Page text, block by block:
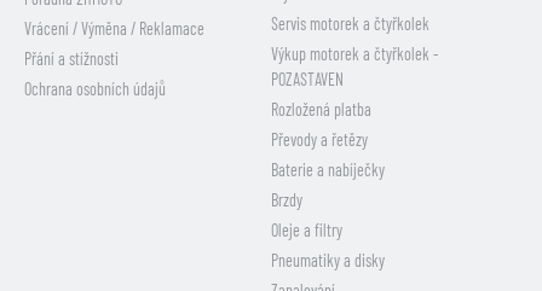
Vrácení / Výměna / Reklamace
Přání a stížnosti
Ochrana osobních údajů
Servis motorek a čtyřkolek
Výkup motorek a čtyřkolek -
POZASTAVEN
Rozložená platba
Převody a řetězy
Baterie a nabíječky
Brzdy
Oleje a filtry
Pneumatiky a disky